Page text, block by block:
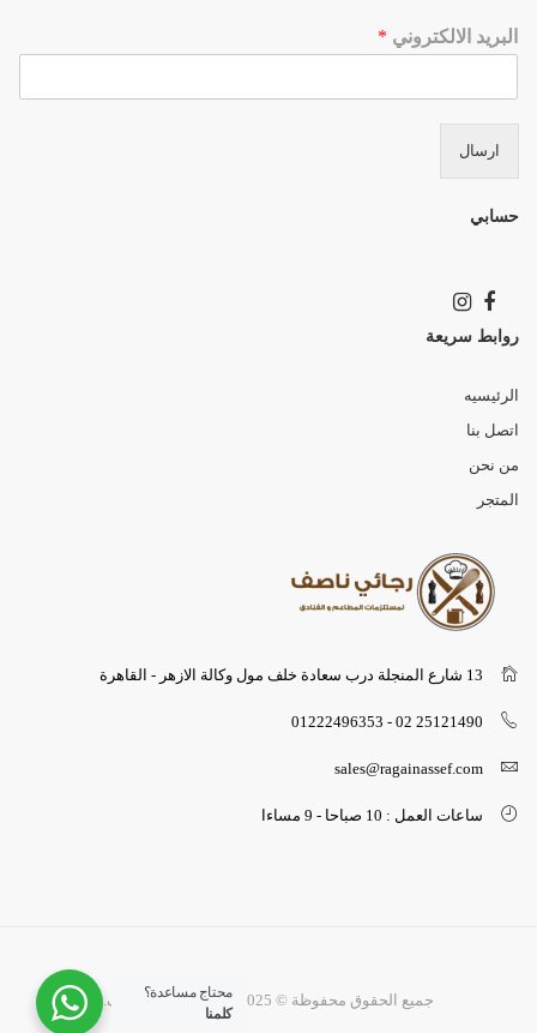
البريد الالكتروني *
ارسال
حسابي
روابط سريعة
الرئيسيه
اتصل بنا
من نحن
المتجر
13 شارع المنجلة درب سعادة خلف مول وكالة الازهر - القاهرة
25121490 02 - 01222496353
sales@ragainassef.com
ساعات العمل : 10 صباحا - 9 مساءا
جميع الحقوق محفوظة © 2025 لشركة رجائي ناصف.
محتاج مساعدة؟
كلمنا